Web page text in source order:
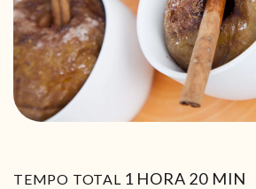
TEMPO TOTAL 1 HORA
HORA 20MIN
MIN